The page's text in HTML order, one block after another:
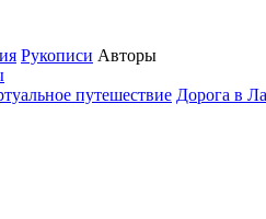
Рукописи Авторы
путешествие Дорога в